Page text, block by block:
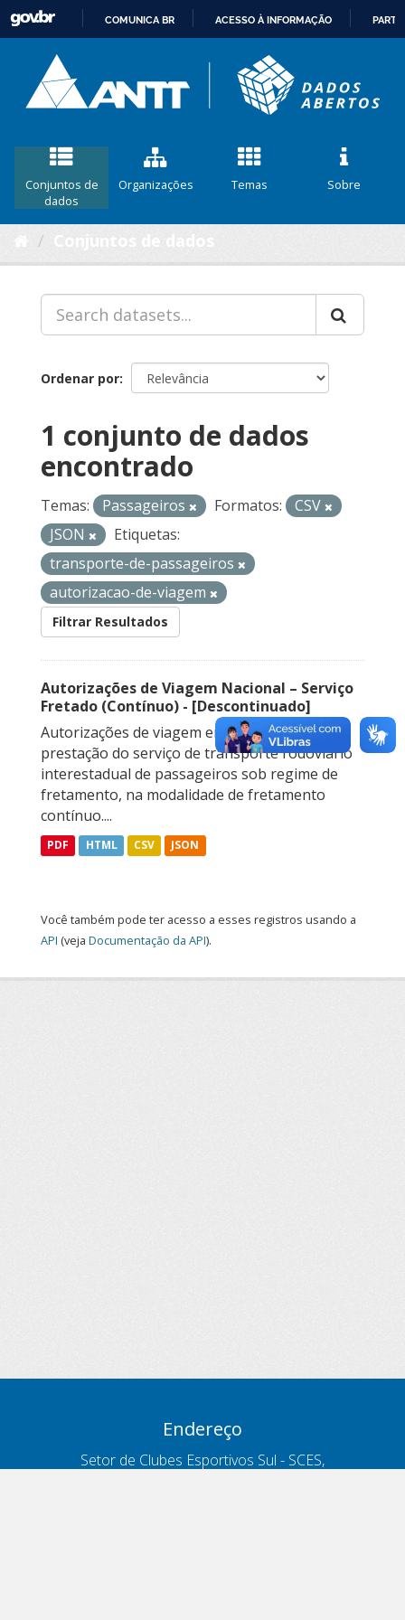
CONTEÚDO
COMUNICA BR ACESSO À INFORMAÇÃO
Conjuntos de
dados
Organizações Temas Sobre
Ordenar por
1 conjunto de dados
encontrado
Temas: Passageiros Formatos:
CSV
JSON
Etiquetas:
transporte-de-passageiros
autorizacao-de-viagem
Filtrar Resultados
Autorizações de Viagem Nacional – Serviço
Fretado (Contínuo) - [Descontinuado]
Autorizações de viagem emitidas para a
prestação do serviço de transporte rodoviário
interestadual de passageiros sob regime de
fretamento, na modalidade de fretamento
contínuo....
PDF HTML CSV JSON
Você também pode ter acesso a esses registros usando a
API (veja Documentação da API).
Endereço
Setor de Clubes Esportivos Sul - SCES,